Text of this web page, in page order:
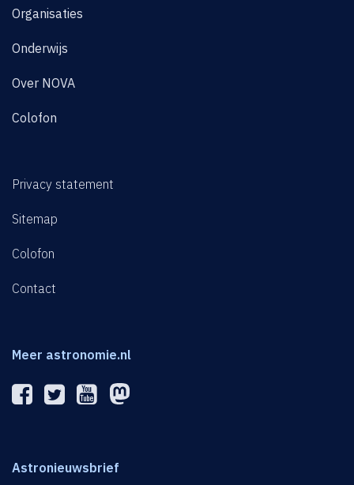
Organisaties
Onderwijs
Over NOVA
Colofon
Privacy statement
Sitemap
Colofon
Contact
Meer astronomie.nl
Astronieuwsbrief